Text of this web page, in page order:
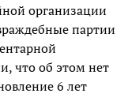
организации
партии
что об этом нет
6 лет